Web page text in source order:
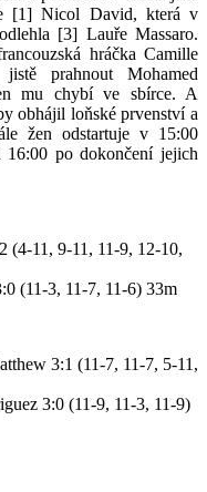
[1] Nicol David, která v
[3] Lauře Massaro.
hráčka Camille
prahnout Mohamed
mu chybí ve sbírce. A
obhájil loňské prvenství a
žen odstartuje v 15:00
16:00 po dokončení jejich
(4-11, 9-11, 11-9, 12-10,
(11-3, 11-7, 11-6) 33m
3:1 (11-7, 11-7, 5-11,
3:0 (11-9, 11-3, 11-9)